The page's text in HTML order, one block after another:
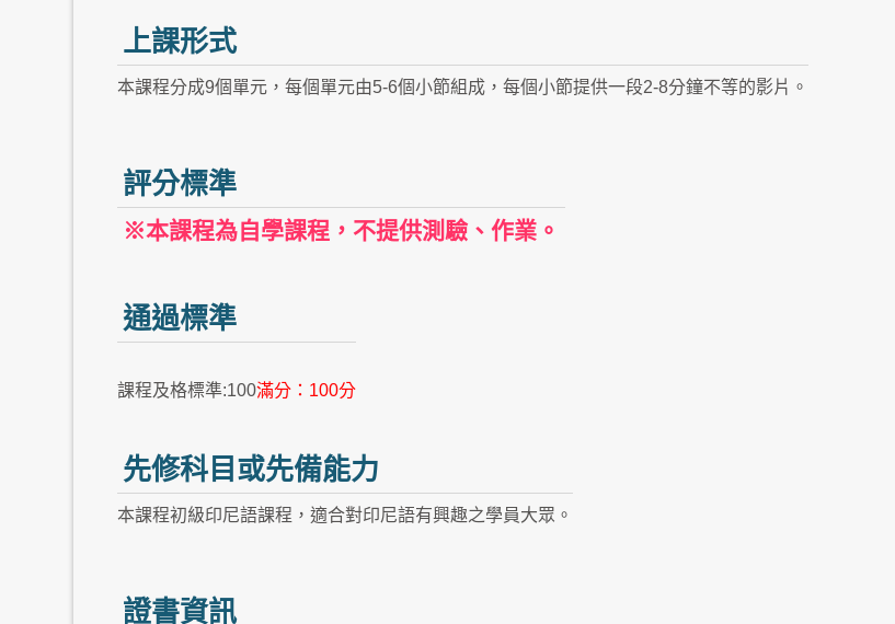
上課形式
本課程分成9個單元，每個單元由5-6個小節組成，每個小節提供一段2-8分鐘不等的影片。
評分標準
※本課程為自學課程，不提供測驗、作業。
通過標準
課程及格標準:100滿分：100分
先修科目或先備能力
本課程初級印尼語課程，適合對印尼語有興趣之學員大眾。
證書資訊